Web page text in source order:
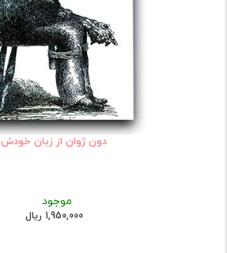
دون ژوان از زبان خودش
موجود
1,950,000 ریال